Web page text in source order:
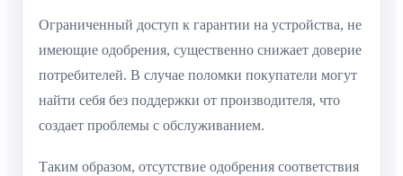
Ограниченный доступ к гарантии на устройства, не
имеющие одобрения, существенно снижает доверие
потребителей. В случае поломки покупатели могут
найти себя без поддержки от производителя, что
создает проблемы с обслуживанием.
Таким образом, отсутствие одобрения соответствия